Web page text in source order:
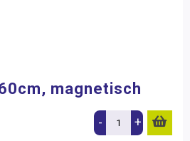
magnetisch
- +